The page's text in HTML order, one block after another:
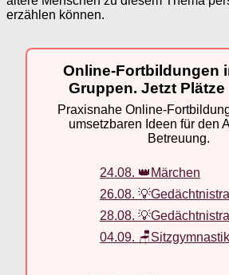
erzählen können.
Online-Fortbildungen
Gruppen. Jetzt
Praxisnahe Online-
umsetzbaren Ideen für den
Betreuung.
24.08. 👑Märchen
26.08.
28.08.
04.09. 🪑Sitzgymnastik